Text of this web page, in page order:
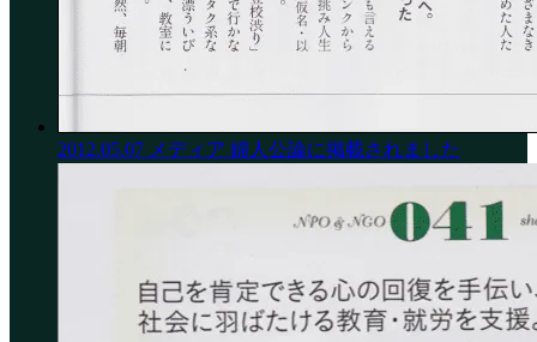
2012.05.07 メディア 婦人公論に掲載されました